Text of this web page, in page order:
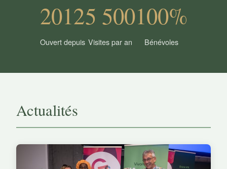
2012
Ouvert depuis
5 500
Visites par an
100%
Bénévoles
Actualités